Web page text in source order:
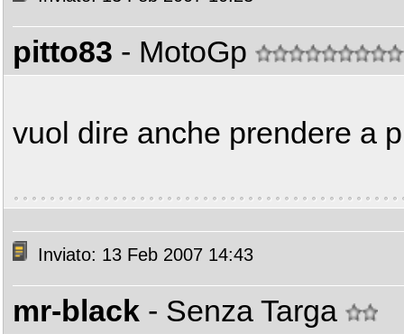
pitto83 - MotoGp
vuol dire anche prendere a
Inviato: 13 Feb 2007 14:43
mr-black - Senza Targa